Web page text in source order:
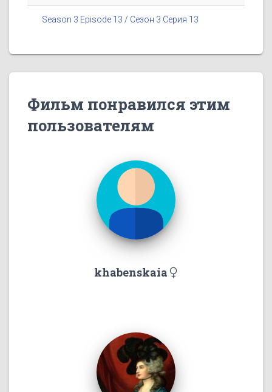
Season 3 Episode 13 / Сезон 3 Серия 13
Фильм понравился этим
пользователям
khabenskaia